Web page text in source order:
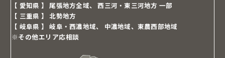
【 愛知県 】 尾張地方全域、 西三河・東三河地方 一部
【 三重県 】 北勢地方
【 岐阜県 】 岐阜・西濃地域、
中濃地域、東農西部地域
※その他エリア応相談